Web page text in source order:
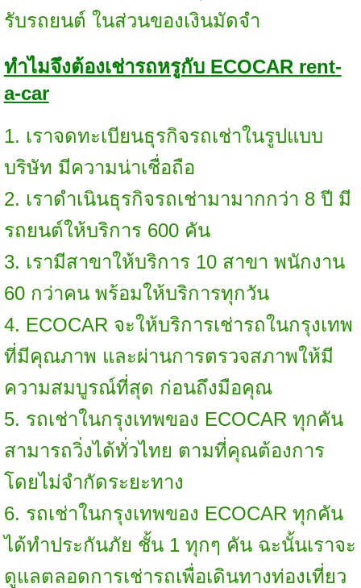
รับรถยนต์ ในส่วนของเงินมัดจำ
ทำไมจึงต้องเช่ารถหรูกับ ECOCAR rent-
a-car
1. เราจดทะเบียนธุรกิจรถเช่าในรูปแบบ
บริษัท มีความน่าเชื่อถือ
2. เราดำเนินธุรกิจรถเช่ามามากกว่า 8 ปี มี
รถยนต์ให้บริการ 600 คัน
3. เรามีสาขาให้บริการ 10 สาขา พนักงาน
60 กว่าคน พร้อมให้บริการทุกวัน
4. ECOCAR จะให้บริการเช่ารถในกรุงเทพ
ที่มีคุณภาพ และผ่านการตรวจสภาพให้มี
ความสมบูรณ์ที่สุด ก่อนถึงมือคุณ
5. รถเช่าในกรุงเทพของ ECOCAR ทุกคัน
สามารถวิ่งได้ทั่วไทย ตามที่คุณต้องการ
โดยไม่จำกัดระยะทาง
6. รถเช่าในกรุงเทพของ ECOCAR ทุกคัน
ได้ทำประกันภัย ชั้น 1 ทุกๆ คัน ฉะนั้นเราจะ
ดูแลตลอดการเช่ารถเพื่อเดินทางท่องเที่ยว